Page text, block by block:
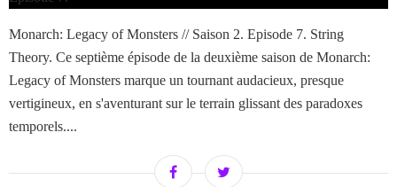
Monarch: Legacy of Monsters // Saison 2. Episode 7. String
Theory. Ce septième épisode de la deuxième saison de Monarch:
Legacy of Monsters marque un tournant audacieux, presque
vertigineux, en s'aventurant sur le terrain glissant des paradoxes
temporels....